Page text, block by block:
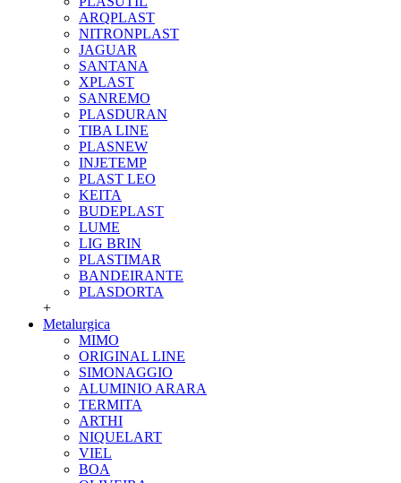
ARQPLAST
NITRONPLAST
JAGUAR
SANTANA
XPLAST
SANREMO
PLASDURAN
TIBA LINE
PLASNEW
INJETEMP
PLAST LEO
KEITA
BUDEPLAST
LUME
LIG BRIN
PLASTIMAR
BANDEIRANTE
PLASDORTA
+
Metalurgica
MIMO
ORIGINAL LINE
SIMONAGGIO
ALUMINIO ARARA
TERMITA
ARTHI
NIQUELART
VIEL
BOA